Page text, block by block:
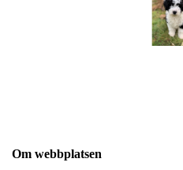
Om webbplatsen